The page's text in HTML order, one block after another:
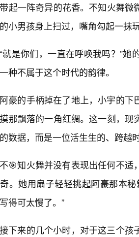
起一阵奇异的花香。不知火舞
小男孩身上扫过，嘴角勾起一抹
“就是你们，一直在呼唤我吗？”
种不属于这个时代的韵律。
阿豪的手柄掉在了地上，小宇的
那飘落的一角红绸。这一刻，
数据，而是一位活生生的、跨越
不🎯知火舞并没有表现出任何不
。她用扇子轻轻挑起阿豪那本
得可太慢了。”
接下来的几个小时，对于这三个孩